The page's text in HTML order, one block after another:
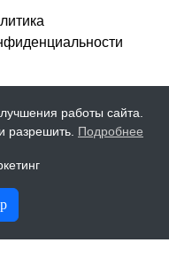
работы сайта.
разрешить. Подробнее